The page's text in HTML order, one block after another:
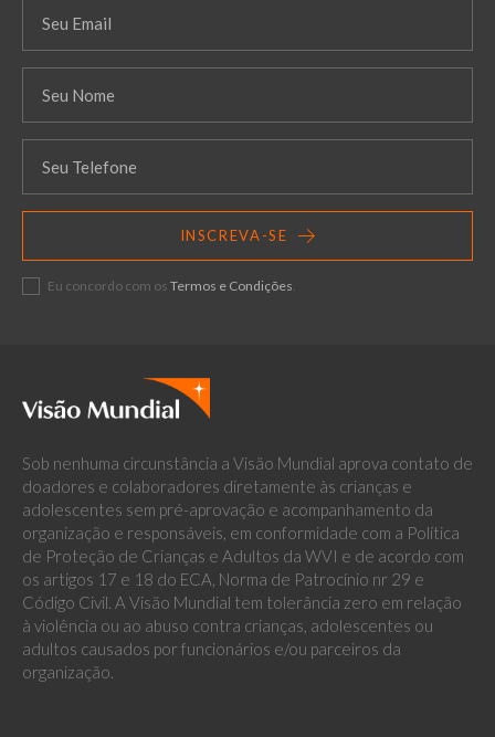
INSCREVA-SE
Eu concordo com os Termos e Condições
Sob nenhuma circunstância a Visão Mundial aprova contato de
doadores e colaboradores diretamente às crianças e
adolescentes sem pré-aprovação e acompanhamento da
organização e responsáveis, em conformidade com a Política
de Proteção de Crianças e Adultos da WVI e de acordo com
os artigos 17 e 18 do ECA, Norma de Patrocínio nr 29 e
Código Civil. A Visão Mundial tem tolerância zero em relação
à violência ou ao abuso contra crianças, adolescentes ou
adultos causados por funcionários e/ou parceiros da
organização.